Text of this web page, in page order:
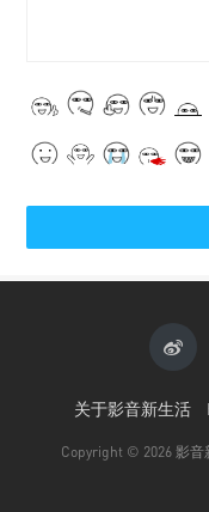
关于影音新生活
Copyright © 2026 影音